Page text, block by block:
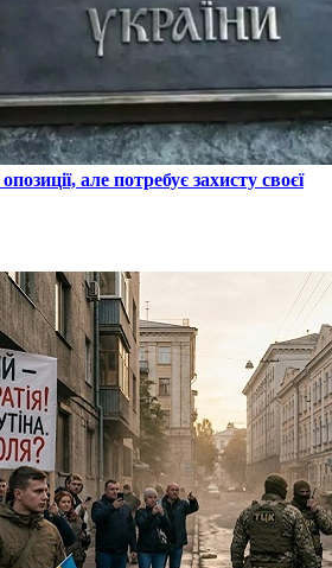
але потребує захисту своєї